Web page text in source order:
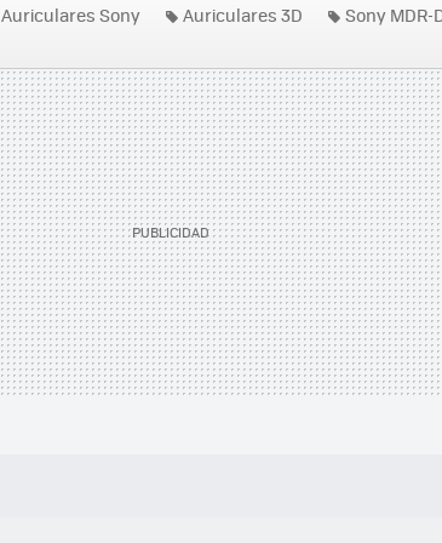
Auriculares Sony Auriculares 3D Sony MDR-